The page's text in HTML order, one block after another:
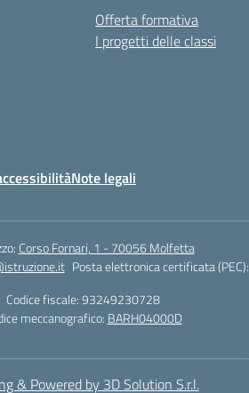
Offerta formativa
I progetti delle classi
Note legali
Corso Fornari, 1 - 70056 Molfetta
Posta elettronica certificata (PEC):
Codice fiscale: 93249230728
meccanografico: BARH04000D
& Powered by 3D Solution S.r.l.